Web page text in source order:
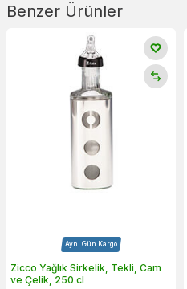
Benzer Ürünler
Aynı Gün Kargo
Zicco Yağlık Sirkelik, Tekli, Cam
ve Çelik, 250 cl